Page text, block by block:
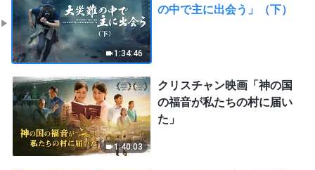
1:34:46
の中で主に出会う」（下）
1:40:03
クリスチャン映画「神の国
の福音が私たちの村に届い
た」